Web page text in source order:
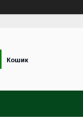
Кошик